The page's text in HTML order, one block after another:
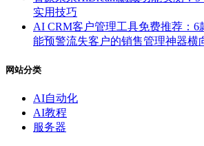
实用技巧
AI CRM客户管理工具免费推荐：6
能预警流失客户的销售管理神器横
网站分类
AI自动化
AI教程
服务器